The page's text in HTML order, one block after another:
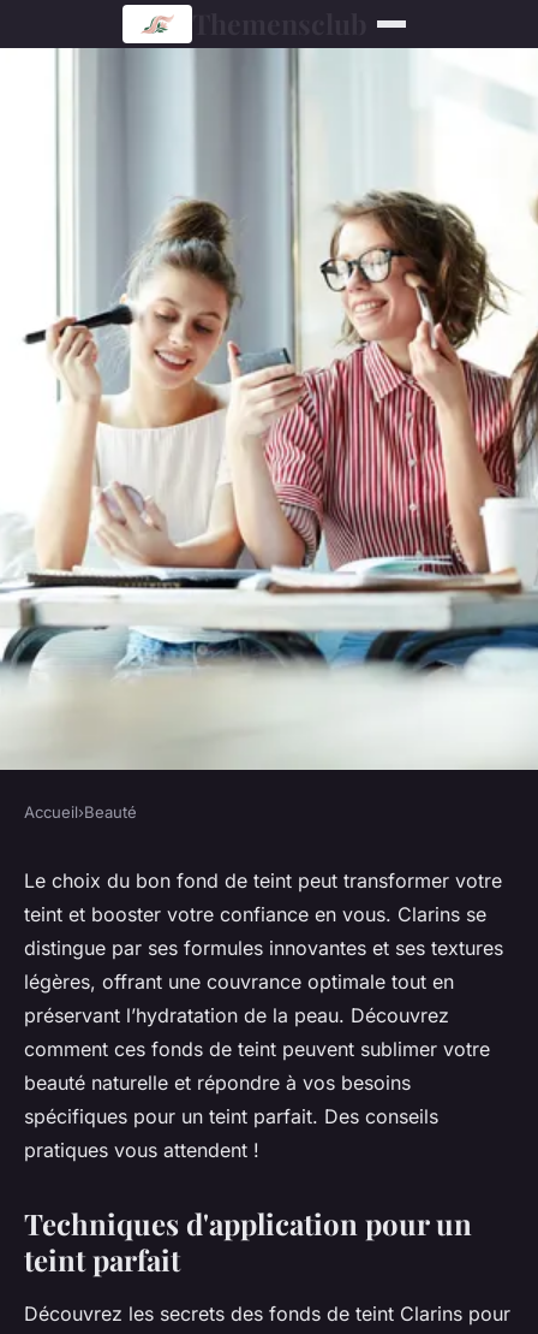
Découvrez les secrets des
fonds de teint clarins pour un
teint parfait
Alexis•8 novembre 2024• 5 min de lecture
Accueil›Beauté
Le choix du bon fond de teint peut transformer votre
teint et booster votre confiance en vous. Clarins se
distingue par ses formules innovantes et ses textures
légères, offrant une couvrance optimale tout en
préservant l’hydratation de la peau. Découvrez
comment ces fonds de teint peuvent sublimer votre
beauté naturelle et répondre à vos besoins
spécifiques pour un teint parfait. Des conseils
pratiques vous attendent !
Techniques d'application pour un
teint parfait
Découvrez les secrets des fonds de teint Clarins pour